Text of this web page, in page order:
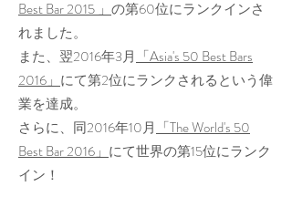
Best Bar 2015 」 の第60位にランクインさ
れました。
また、翌2016年3月 「Asia's 50 Best Bars
2016」 にて第2位にランクされるという偉
業を達成。
​さらに、同2016年10月 「The World's 50
Best Bar 2016」 にて世界の第15位にランク
イン！